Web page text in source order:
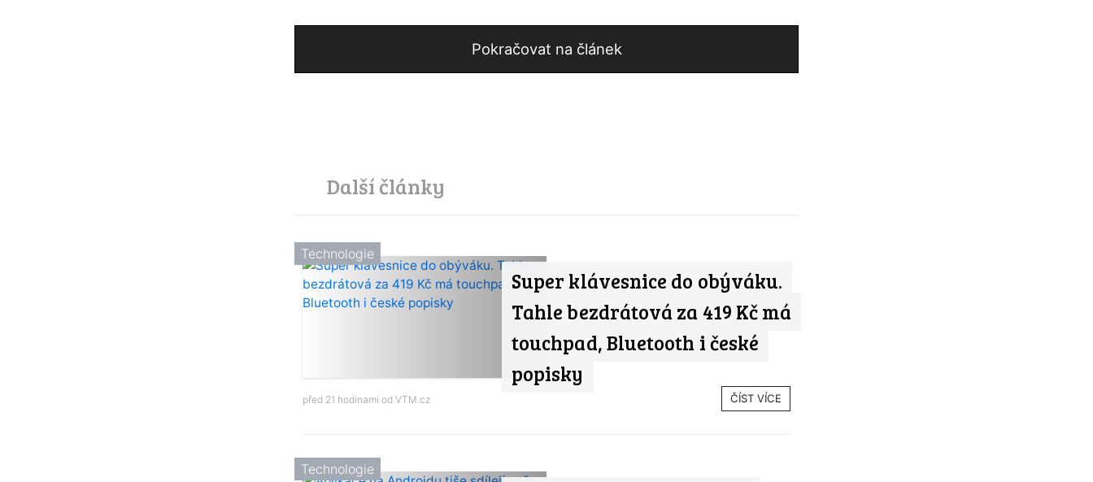
Pokračovat na článek
Další články
Super klávesnice do obýváku.
Tahle bezdrátová za 419 Kč má
touchpad, Bluetooth i české
popisky
Technologie
před 21 hodinami od VTM.cz ČÍST VÍCE
Technologie